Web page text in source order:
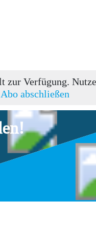
zur Verfügung.
abschließen